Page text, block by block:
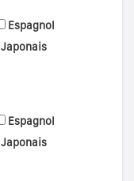
Espagnol
Japonais
Espagnol
Japonais